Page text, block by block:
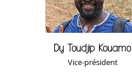
Dy Toudjip Kouamo
Vice-président